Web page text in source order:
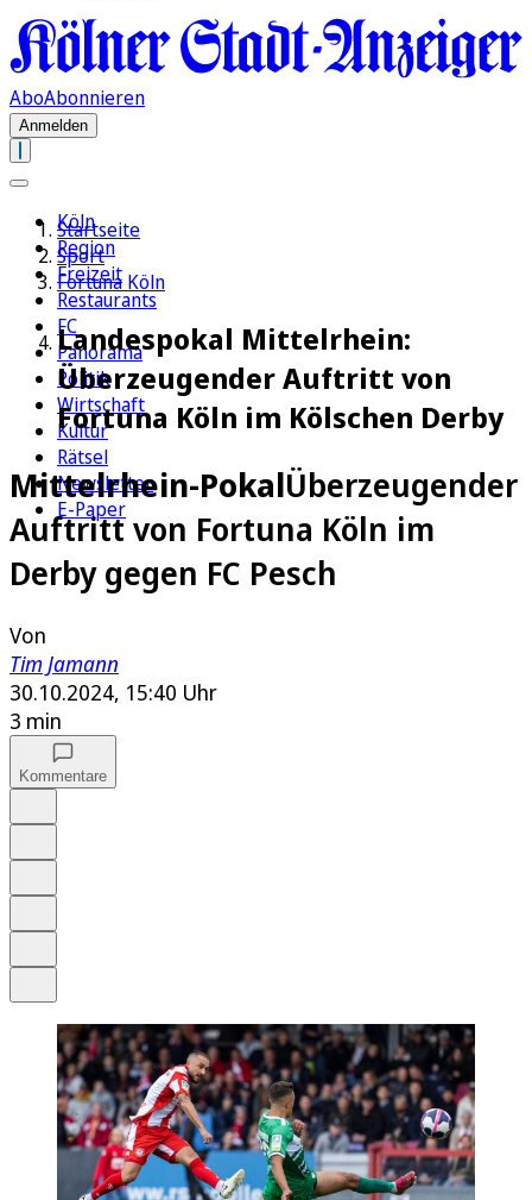
AboAbonnieren
Anmelden
Köln
Region
Freizeit
Restaurants
FC
Panorama
Politik
Wirtschaft
Kultur
Rätsel
Newsletter
E-Paper
Startseite
Sport
Fortuna Köln
Landespokal Mittelrhein:
Überzeugender Auftritt von
Fortuna Köln im Kölschen Derby
Mittelrhein-PokalÜberzeugender
Auftritt von Fortuna Köln im
Derby gegen FC Pesch
Von
Tim Jamann
30.10.2024, 15:40 Uhr
3 min
Kommentare